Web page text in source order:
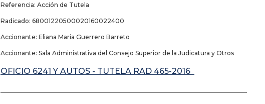
Referencia: Acción de Tutela
Radicado: 68001220500020160022400
Accionante: Eliana Maria Guerrero Barreto
Accionante: Sala Administrativa del Consejo Superior de la Judicatura y Otros
OFICIO 6241 Y AUTOS - TUTELA RAD 465-2016